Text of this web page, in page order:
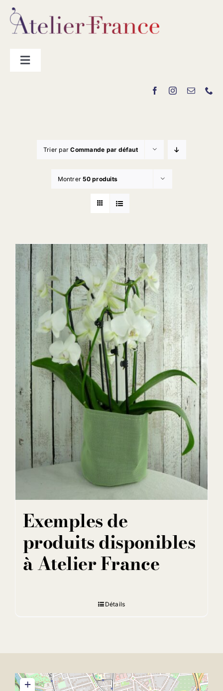
Passer
contenu
Toggle
Trier parCommande par défaut
Montrer50 produits
Exemples de
produits disponibles
à Atelier France
Détails
+